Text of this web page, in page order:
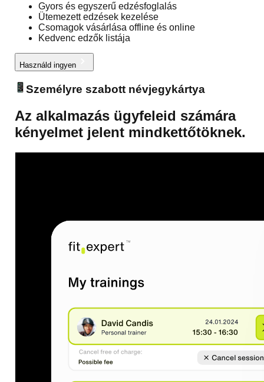
Gyors és egyszerű edzésfoglalás
Ütemezett edzések kezelése
Csomagok vásárlása offline és online
Kedvenc edzők listája
Használd ingyen
Személyre szabott névjegykártya
Az alkalmazás ügyfeleid számára
kényelmet jelent mindkettőtöknek.